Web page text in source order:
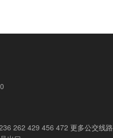
262 429 456 472 更多公交线路